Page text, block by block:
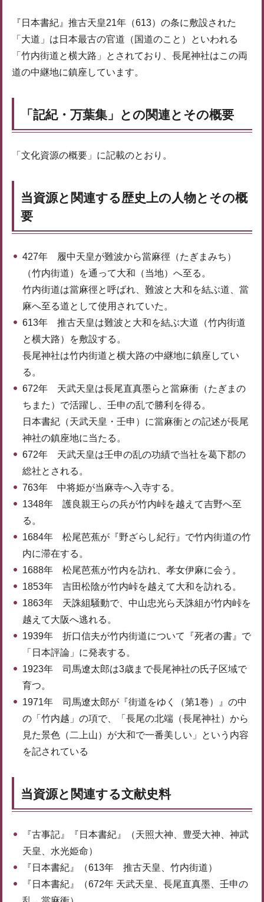
『日本書紀』推古天皇21年（613）の条に敷設された
「大道」は日本最古の官道（国道のこと）といわれる
「竹内街道と横大路」とされており、長尾神社はこの両
道の中継地に鎮座しています。
「記紀・万葉集」との関連とその概要
「文化資源の概要」に記載のとおり。
当資源と関連する歴史上の人物とその概
要
427年 履中天皇が難波から當麻徑（たぎまみち）
（竹内街道）を通って大和（当地）へ至る。
竹内街道は當麻徑と呼ばれ、難波と大和を結ぶ道、當
麻へ至る道として使用されていた。
613年 推古天皇は難波と大和を結ぶ大道（竹内街道
と横大路）を敷設する。
長尾神社は竹内街道と横大路の中継地に鎮座してい
る。
672年 天武天皇は長尾直真墨らと當麻衝（たぎまの
ちまた）で活躍し、壬申の乱で勝利を得る。
日本書紀（天武天皇・壬申）に當麻衝との記述が長尾
神社の鎮座地に当たる。
672年 天武天皇は壬申の乱の功績で当社を葛下郡の
総社とされる。
763年 中将姫が当麻寺へ入寺する。
1348年 護良親王らの兵が竹内峠を越えて吉野へ至
る。
1684年 松尾芭蕉が『野ざらし紀行』で竹内街道の竹
内に滞在する。
1688年 松尾芭蕉が竹内を訪れ、孝女伊麻に会う。
1853年 吉田松陰が竹内峠を越えて大和を訪れる。
1863年 天誅組騒動で、中山忠光ら天誅組が竹内峠を
越えて大阪へ逃れる。
1939年 折口信夫が竹内街道について『死者の書』で
「日本評論」に発表する。
1923年 司馬遼太郎は3歳まで長尾神社の氏子区域で
育つ。
1971年 司馬遼太郎が『街道をゆく（第1巻）』の中
の「竹内越」の項で、「長尾の北端（長尾神社）から
見た景色（二上山）が大和で一番美しい」という内容
を記されている
当資源と関連する文献史料
『古事記』『日本書紀』（天照大神、豊受大神、神武
天皇、水光姫命）
『日本書紀』（613年 推古天皇、竹内街道）
『日本書紀』（672年 天武天皇、長尾直真墨、壬申の